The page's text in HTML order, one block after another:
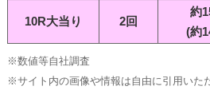
10R大当り 2回
約
(約
※数値等自社調査
※サイト内の画像や情報は自由に引用いた